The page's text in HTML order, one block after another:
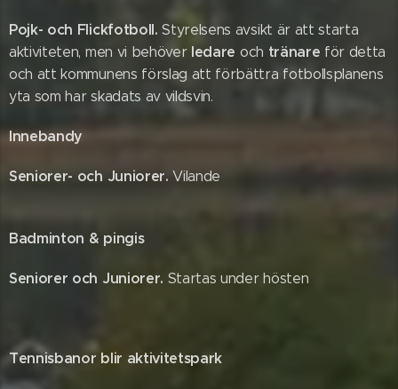
Pojk- och Flickfotboll.Styrelsens avsikt är att starta
aktiviteten, men vi behöverledare och tränare för detta
och att kommunens förslag att förbättra fotbollsplanens
yta som har skadats av vildsvin.
Innebandy
Seniorer- och Juniorer.Vilande
Badminton & pingis
Seniorer och Juniorer. Startas under hösten
Tennisbanor blir aktivitetspark